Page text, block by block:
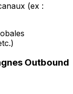
(ex :
Outbound